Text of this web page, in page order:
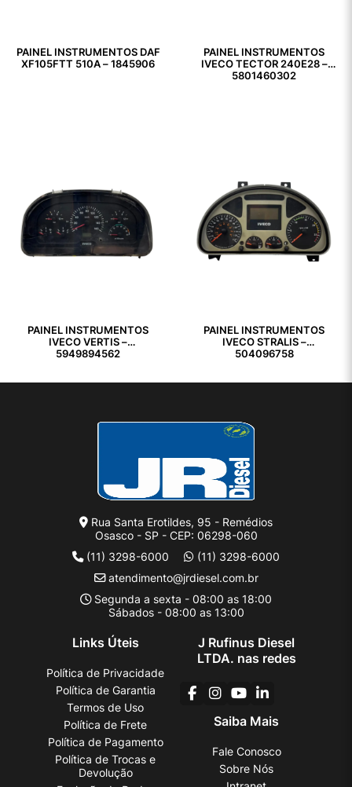
PAINEL INSTRUMENTOS DAF
XF105FTT 510A – 1845906
PAINEL INSTRUMENTOS
IVECO TECTOR 240E28 –
5801460302
PAINEL INSTRUMENTOS
IVECO VERTIS –
5949894562
PAINEL INSTRUMENTOS
IVECO STRALIS –
504096758
Rua Santa Erotildes, 95 - Remédios
Osasco - SP - CEP: 06298-060
(11) 3298-6000
(11) 3298-6000
atendimento@jrdiesel.com.br
Segunda a sexta - 08:00 as 18:00
Sábados - 08:00 as 13:00
Links Úteis
Política de Privacidade
Política de Garantia
Termos de Uso
Política de Frete
Política de Pagamento
Política de Trocas e
Devolução
J Rufinus Diesel
LTDA. nas redes
Saiba Mais
Fale Conosco
Sobre Nós